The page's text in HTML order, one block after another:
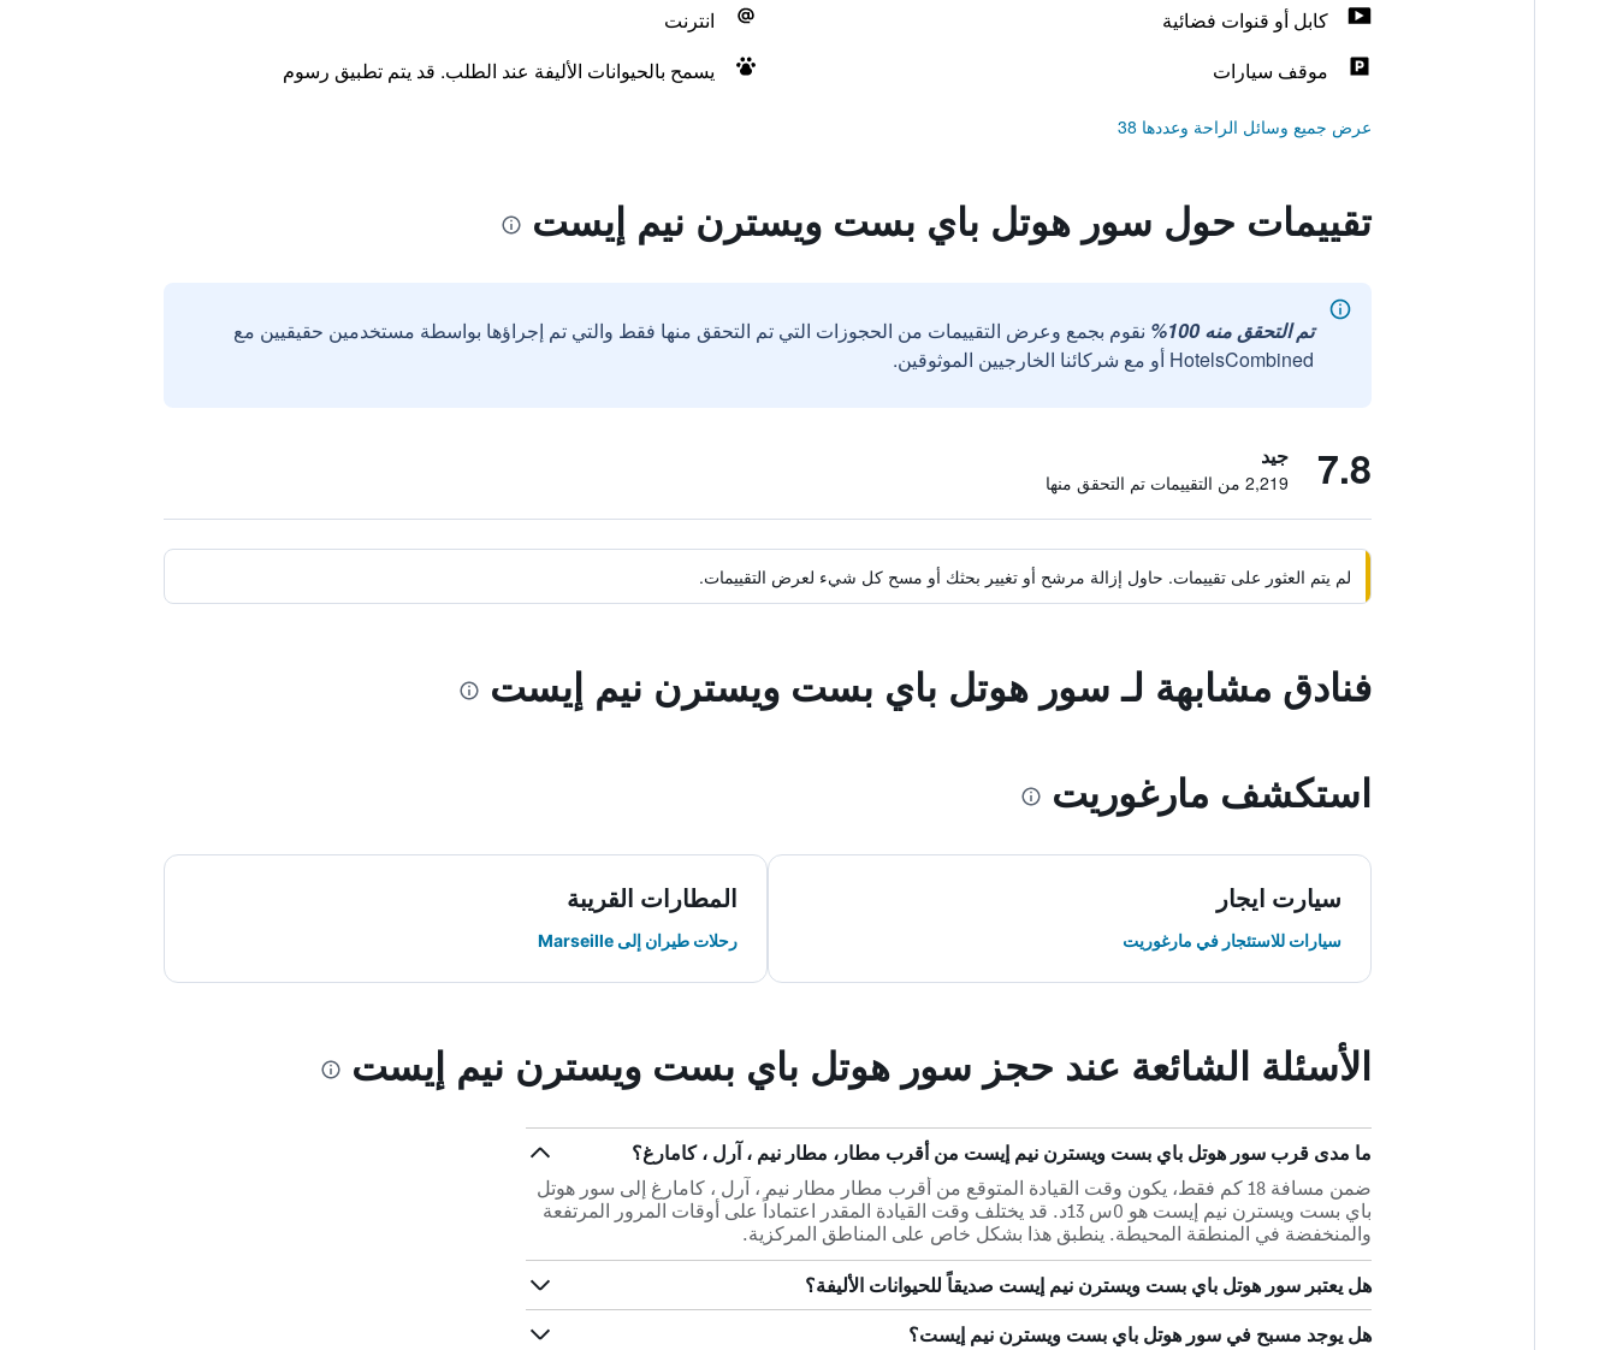
كابل أو قنوات فضائية
انترنت
موقف سيارات
يسمح بالحيوانات الأليفة عند الطلب. قد يتم تطبيق رسوم
عرض جميع وسائل الراحة وعددها 38
تقييمات حول سور هوتل باي بست ويسترن نيم إيست
تم التحقق منه 100%
نقوم بجمع وعرض التقييمات من الحجوزات التي تم التحقق منها فقط والتي تم إجراؤها بواسطة مستخدمين حقيقيين مع
HotelsCombined أو مع شركائنا الخارجيين الموثوقين.
7.8 جيد
2,219 من التقييمات تم التحقق منها
لم يتم العثور على تقييمات. حاول إزالة مرشح أو تغيير بحثك أو مسح كل شيء لعرض التقييمات.
فنادق مشابهة لـ سور هوتل باي بست ويسترن نيم إيست
استكشف مارغوريت
سيارت ايجار
سيارات للاستئجار في مارغوريت
المطارات القريبة
رحلات طيران إلى Marseille
الأسئلة الشائعة عند حجز سور هوتل باي بست ويسترن نيم إيست
ما مدى قرب سور هوتل باي بست ويسترن نيم إيست من أقرب مطار، مطار نيم ، آرل ، كامارغ؟
ضمن مسافة 18 كم فقط، يكون وقت القيادة المتوقع من أقرب مطار مطار نيم ، آرل ، كامارغ إلى سور هوتل
باي بست ويسترن نيم إيست هو 0س 13د. قد يختلف وقت القيادة المقدر اعتماداً على أوقات المرور المرتفعة
والمنخفضة في المنطقة المحيطة. ينطبق هذا بشكل خاص على المناطق المركزية.
هل يعتبر سور هوتل باي بست ويسترن نيم إيست صديقاً للحيوانات الأليفة؟
هل يوجد مسبح في سور هوتل باي بست ويسترن نيم إيست؟